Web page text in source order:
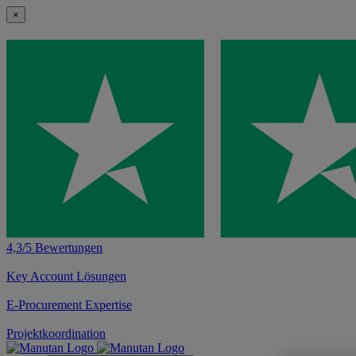
×
4,3/5 Bewertungen
Key Account Lösungen
E-Procurement Expertise
Projektkoordination